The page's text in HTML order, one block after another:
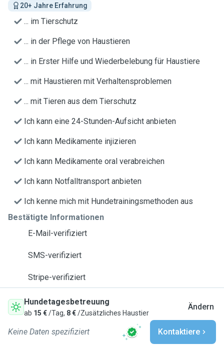
20+ Jahre Erfahrung
... im Tierschutz
... in der Pflege von Haustieren
... in Erster Hilfe und Wiederbelebung für Haustiere
... mit Haustieren mit Verhaltensproblemen
... mit Tieren aus dem Tierschutz
Ich kann eine 24-Stunden-Aufsicht anbieten
Ich kann Medikamente injizieren
Ich kann Medikamente oral verabreichen
Ich kann Notfalltransport anbieten
Ich kenne mich mit Hundetrainingsmethoden aus
Bestätigte Informationen
E-Mail-verifiziert
SMS-verifiziert
Stripe-verifiziert
Hundetagesbetreuung
ab 15 €/Tag, 8 €/Zusätzliches Haustier
Ändern
Keine Daten spezifiziert Kontaktiere